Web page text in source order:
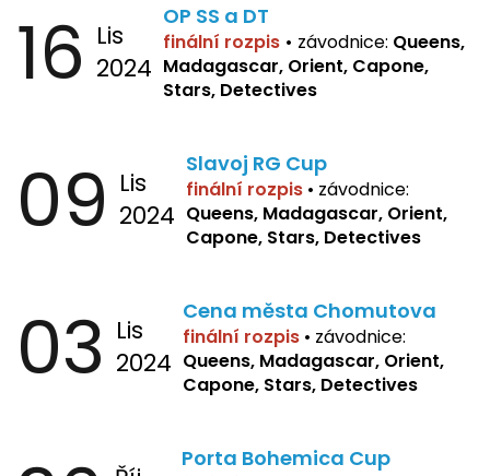
16 Lis
2024
OP SS a DT
finální rozpis • závodnice: Queens,
Madagascar, Orient, Capone,
Stars, Detectives
09 Lis
2024
Slavoj RG Cup
finální rozpis • závodnice:
Queens, Madagascar, Orient,
Capone, Stars, Detectives
03 Lis
2024
Cena města Chomutova
finální rozpis • závodnice:
Queens, Madagascar, Orient,
Capone, Stars, Detectives
Porta Bohemica Cup